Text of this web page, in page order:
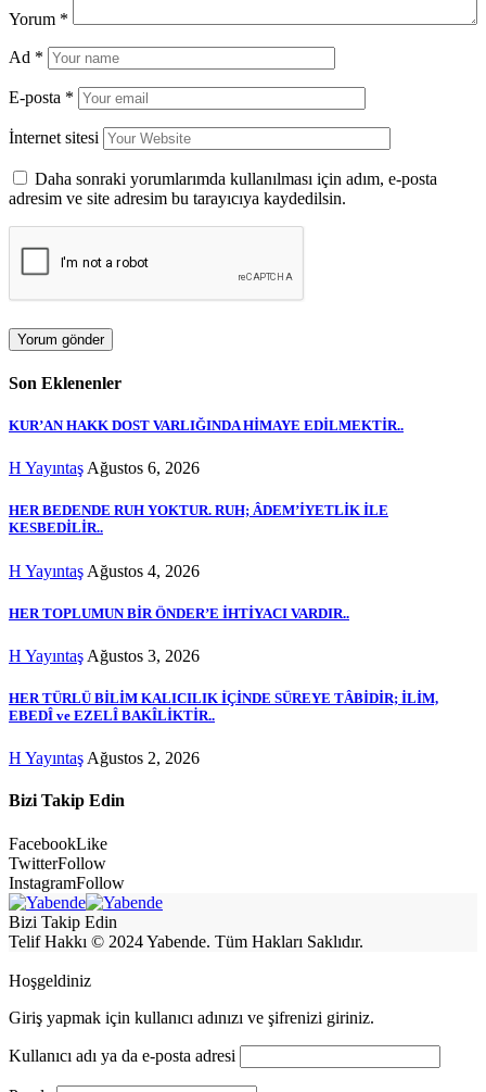
Yorum *
Ad *
E-posta *
İnternet sitesi
Daha sonraki yorumlarımda kullanılması için adım, e-posta
adresim ve site adresim bu tarayıcıya kaydedilsin.
Son Eklenenler
KUR’AN HAKK DOST VARLIĞINDA HİMAYE EDİLMEKTİR..
H Yayıntaş Ağustos 6, 2026
HER BEDENDE RUH YOKTUR. RUH; ÂDEM’İYETLİK İLE
KESBEDİLİR..
H Yayıntaş Ağustos 4, 2026
HER TOPLUMUN BİR ÖNDER’E İHTİYACI VARDIR..
H Yayıntaş Ağustos 3, 2026
HER TÜRLÜ BİLİM KALICILIK İÇİNDE SÜREYE TÂBİDİR; İLİM,
EBEDÎ ve EZELÎ BAKÎLİKTİR..
H Yayıntaş Ağustos 2, 2026
Bizi Takip Edin
FacebookLike
TwitterFollow
InstagramFollow
Bizi Takip Edin
Telif Hakkı © 2024 Yabende. Tüm Hakları Saklıdır.
Hoşgeldiniz
Giriş yapmak için kullanıcı adınızı ve şifrenizi giriniz.
Kullanıcı adı ya da e-posta adresi